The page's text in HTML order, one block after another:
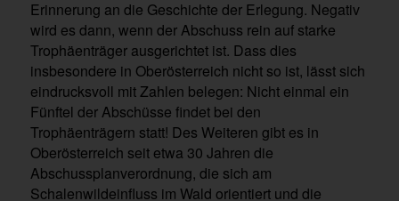
Erinnerung an die Geschichte der Erlegung. Negativ
wird es dann, wenn der Abschuss rein auf starke
Trophäenträger ausgerichtet ist. Dass dies
insbesondere in Oberösterreich nicht so ist, lässt sich
eindrucksvoll mit Zahlen belegen: Nicht einmal ein
Fünftel der Abschüsse findet bei den
Trophäenträgern statt! Des Weiteren gibt es in
Oberösterreich seit etwa 30 Jahren die
Abschussplanverordnung, die sich am
Schalenwildeinfluss im Wald orientiert und die